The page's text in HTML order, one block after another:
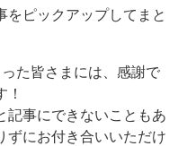
をピックアップしてまと
た皆さまには、感謝で
記事にできないこともあ
にお付き合いいただけ